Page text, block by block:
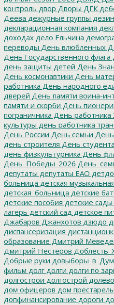
контроль двор Дворы ДГК
Деева дежурные группы
декларационная компания
доходах дело Ельчина
переводы День влюбленных
День Государственного флага
день защиты детей День
День космонавтики День
работника День народного
дверей День памяти воина-
памяти и скорби День
пограничника День
культуры день работника
День России День семьи
день строителя День студента
день физкультурника День
День_Победы_2026
депутаты депутаты ЕАО
больница детская
детская_больница детские
детские пособия детские сады
лагерь детский сад детское
Джабаров Джанхотов дзюдо
диспансеризация
образование Дмитрий
Дмитрий Нестеров
Добрые руки
фильм долг долги долги по
долгострои долгострой
дом офицеров дом
допфинансирование дороги